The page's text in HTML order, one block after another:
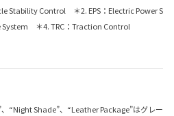
Stability Control ＊2. EPS：Electric Power S
＊4. TRC：Traction Control
“Night Shade”、“Leather Package”はグレー